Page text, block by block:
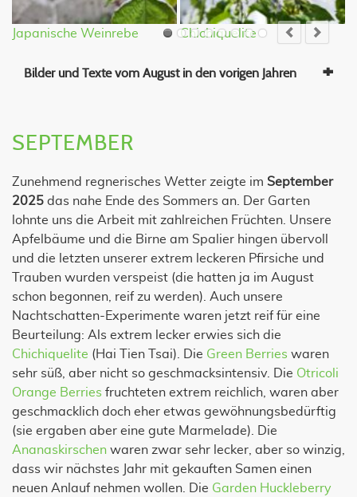
Japanische Weinrebe Chichiquelite
Bilder und Texte vom August in den vorigen Jahren
SEPTEMBER
Zunehmend regnerisches Wetter zeigte im September
2025 das nahe Ende des Sommers an. Der Garten
lohnte uns die Arbeit mit zahlreichen Früchten. Unsere
Apfelbäume und die Birne am Spalier hingen übervoll
und die letzten unserer extrem leckeren Pfirsiche und
Trauben wurden verspeist (die hatten ja im August
schon begonnen, reif zu werden). Auch unsere
Nachtschatten-Experimente waren jetzt reif für eine
Beurteilung: Als extrem lecker erwies sich die
Chichiquelite (Hai Tien Tsai). Die Green Berries waren
sehr süß, aber nicht so geschmacksintensiv. Die Otricoli
Orange Berries fruchteten extrem reichlich, waren aber
geschmacklich doch eher etwas gewöhnungsbedürftig
(sie ergaben aber eine gute Marmelade). Die
Ananaskirschen waren zwar sehr lecker, aber so winzig,
dass wir nächstes Jahr mit gekauften Samen einen
neuen Anlauf nehmen wollen. Die Garden Huckleberry